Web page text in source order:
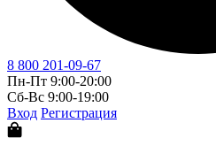
8 800 201-09-67
Пн-Пт 9:00-20:00
Сб-Вс 9:00-19:00
Вход Регистрация